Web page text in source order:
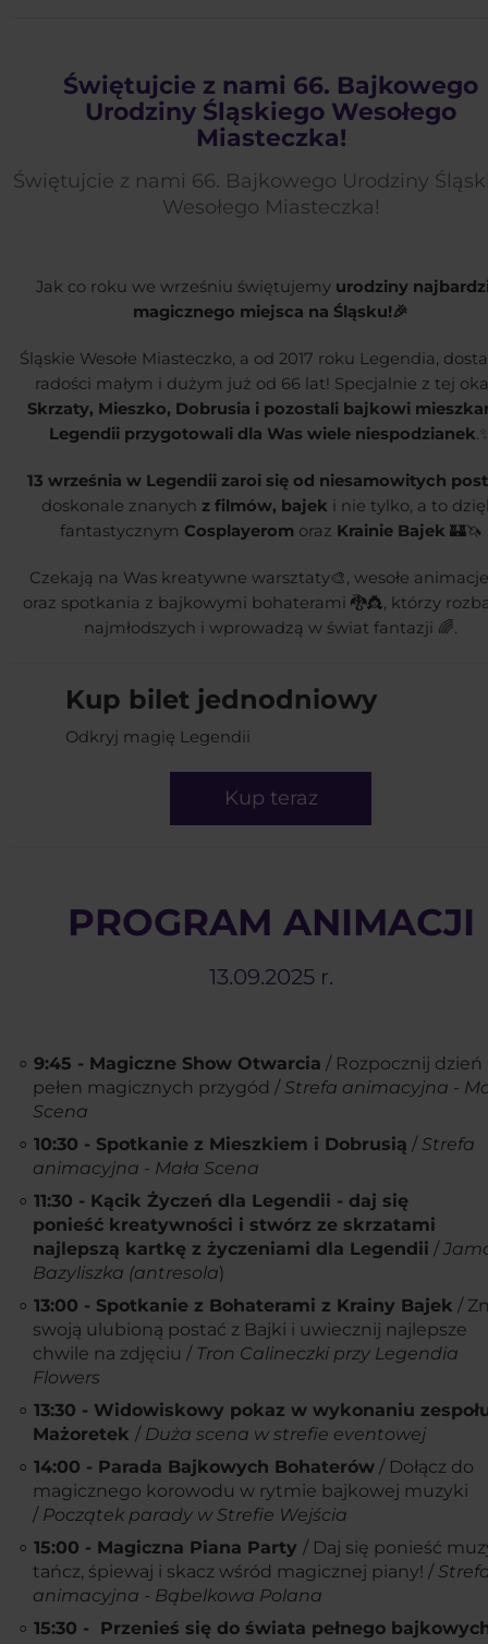
Świętujcie z nami 66. Bajkowego
Urodziny Śląskiego Wesołego
Miasteczka!
Świętujcie z nami 66. Bajkowego Urodziny
Wesołego Miasteczka!
Jak co roku we wrześniu świętujemy urodziny
magicznego miejsca na Śląsku!🎉
Śląskie Wesołe Miasteczko, a od 2017 roku Legendia,
radości małym i dużym już od 66 lat! Specjalnie z tej
Skrzaty, Mieszko, Dobrusia i pozostali bajkowi
Legendii przygotowali dla Was wiele niespodzianek
13 września w Legendii zaroi się od niesamowitych
doskonale znanych z filmów, bajek i nie tylko, a to
fantastycznym Cosplayerom oraz Krainie Bajek 🏰🦄
Czekają na Was kreatywne warsztaty🎨, wesołe animacje
oraz spotkania z bajkowymi bohaterami 🐉👸, którzy
najmłodszych i wprowadzą w świat fantazji 🌈.
Kup bilet jednodniowy
Odkryj magię Legendii
Kup teraz
PROGRAM ANIMACJI
13.09.2025 r.
9:45 - Magiczne Show Otwarcia / Rozpocznij dzień
pełen magicznych przygód /Strefa animacyjna -
Scena
10:30 - Spotkanie z Mieszkiem i Dobrusią /Strefa
animacyjna - Mała Scena
11:30 - Kącik Życzeń dla Legendii - daj się
ponieść kreatywności i stwórz ze skrzatami
najlepszą kartkę z życzeniami dla Legendii /
Bazyliszka (antresola)
13:00 - Spotkanie z Bohaterami z Krainy Bajek /
swoją ulubioną postać z Bajki i uwiecznij najlepsze
chwile na zdjęciu /Tron Calineczki przy Legendia
Flowers
13:30 - Widowiskowy pokaz w wykonaniu
Mażoretek / Duża scena w strefie eventowej
14:00 - Parada Bajkowych Bohaterów / Dołącz do
magicznego korowodu w rytmie bajkowej muzyki
/ Początek parady w Strefie Wejścia
15:00 - Magiczna Piana Party / Daj się ponieść
tańcz, śpiewaj i skacz wśród magicznej piany! /
animacyjna - Bąbelkowa Polana
15:30 - Przenieś się do świata pełnego